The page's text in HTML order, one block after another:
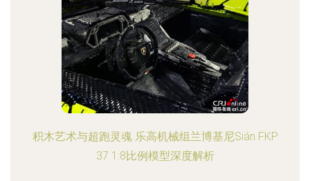
积木艺术与超跑灵魂 乐高机械组兰博基尼Sián FKP
37 1:8比例模型深度解析